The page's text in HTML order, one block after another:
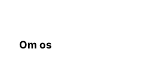
Om os